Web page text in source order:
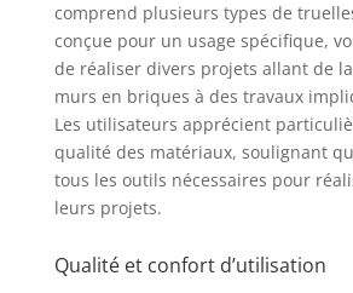
comprend plusieurs types de
conçue pour un usage spécifique,
de réaliser divers projets allant de
murs en briques à des travaux
Les utilisateurs apprécient
qualité des matériaux, soulignant
tous les outils nécessaires pour
leurs projets.
Qualité et confort d’utilisation